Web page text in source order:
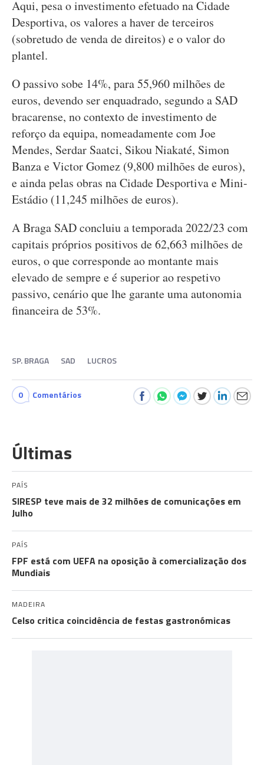
Aqui, pesa o investimento efetuado na Cidade
Desportiva, os valores a haver de terceiros
(sobretudo de venda de direitos) e o valor do
plantel.
O passivo sobe 14%, para 55,960 milhões de
euros, devendo ser enquadrado, segundo a SAD
bracarense, no contexto de investimento de
reforço da equipa, nomeadamente com Joe
Mendes, Serdar Saatci, Sikou Niakaté, Simon
Banza e Victor Gomez (9,800 milhões de euros),
e ainda pelas obras na Cidade Desportiva e Mini-
Estádio (11,245 milhões de euros).
A Braga SAD concluiu a temporada 2022/23 com
capitais próprios positivos de 62,663 milhões de
euros, o que corresponde ao montante mais
elevado de sempre e é superior ao respetivo
passivo, cenário que lhe garante uma autonomia
financeira de 53%.
SP. BRAGA SAD LUCROS
0 Comentários
Últimas
PAÍS
SIRESP teve mais de 32 milhões de comunicações em
Julho
PAÍS
FPF está com UEFA na oposição à comercialização dos
Mundiais
MADEIRA
Celso critica coincidência de festas gastronómicas